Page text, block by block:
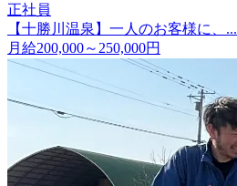
正社員
【十勝川温泉】一人のお客様に、...
月給200,000～250,000円